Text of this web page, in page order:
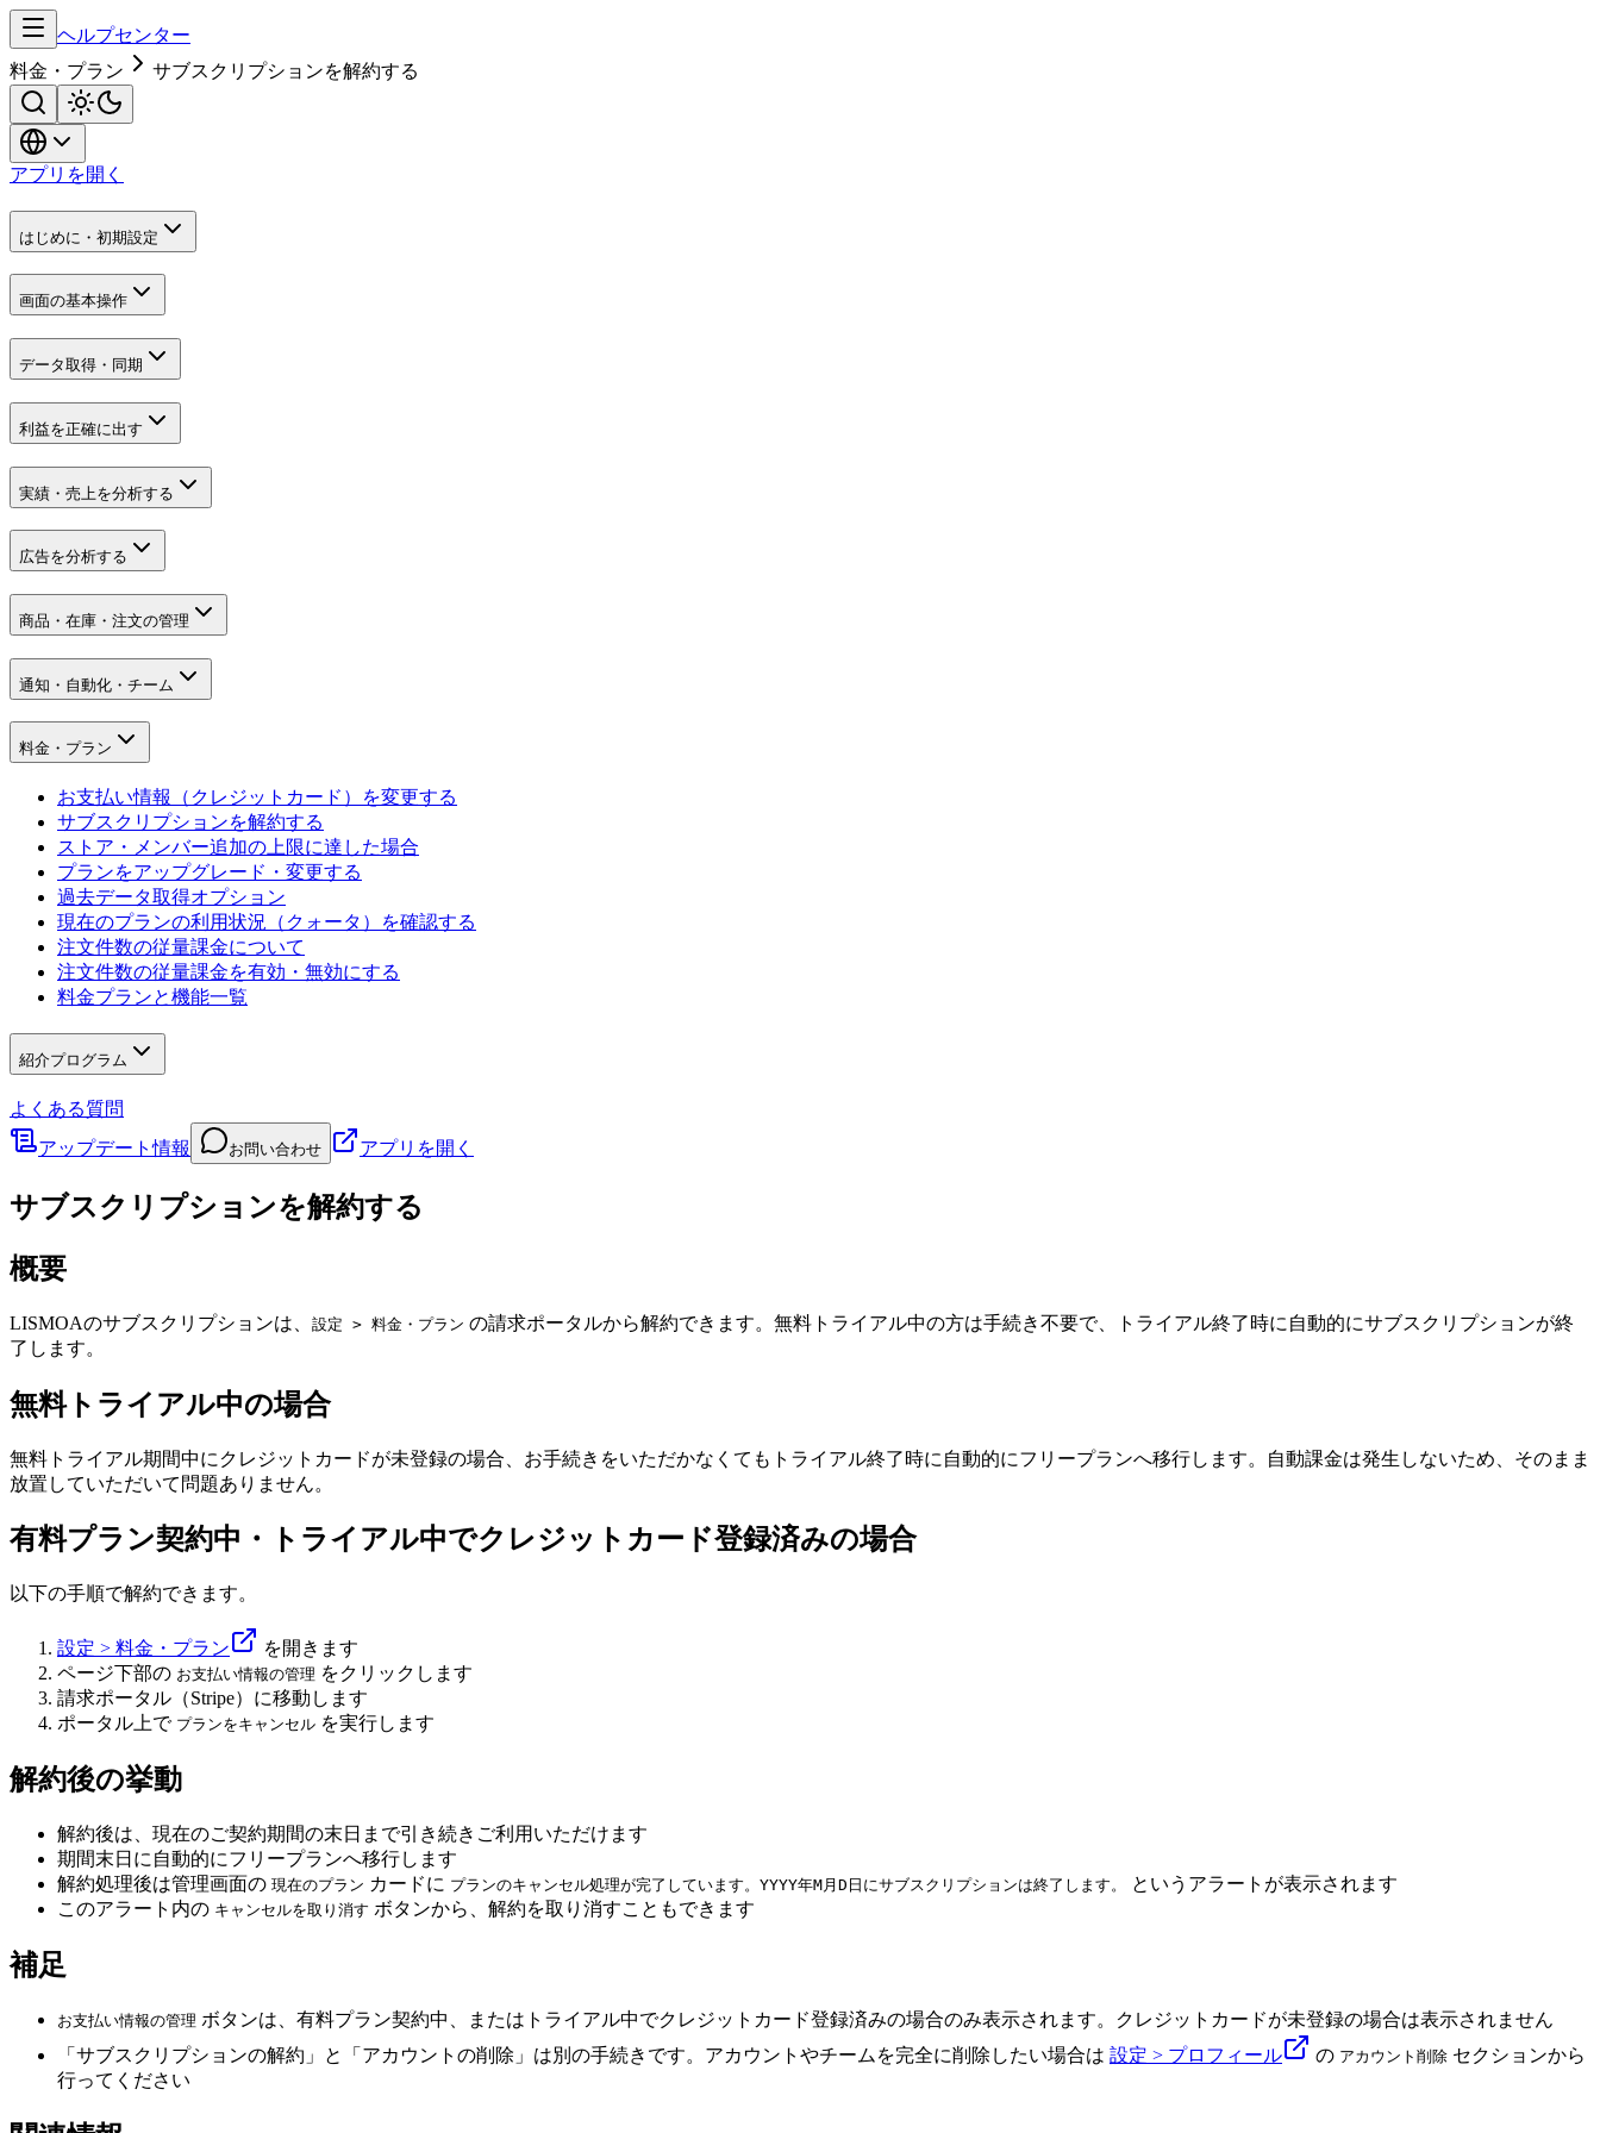
ヘルプセンター
料金・プラン
サブスクリプションを解約する
アプリを開く
はじめに・初期設定
画面の基本操作
データ取得・同期
利益を正確に出す
実績・売上を分析する
広告を分析する
商品・在庫・注文の管理
通知・自動化・チーム
料金・プラン
お支払い情報（クレジットカード）を変更する
サブスクリプションを解約する
ストア・メンバー追加の上限に達した場合
プランをアップグレード・変更する
過去データ取得オプション
現在のプランの利用状況（クォータ）を確認する
注文件数の従量課金について
注文件数の従量課金を有効・無効にする
料金プランと機能一覧
紹介プログラム
よくある質問
アップデート情報
お問い合わせ アプリを開く
サブスクリプションを解約する
概要
LISMOAのサブスクリプションは、 設定 > 料金・プラン の請求ポータルから解約できます。無料トライアル中の方は手続き不要で、トライアル終了時に自動的にサブスクリプションが終
了します。
無料トライアル中の場合
無料トライアル期間中にクレジットカードが未登録の場合、お手続きをいただかなくてもトライアル終了時に自動的にフリープランへ移行します。自動課金は発生しないため、そのまま
放置していただいて問題ありません。
有料プラン契約中・トライアル中でクレジットカード登録済みの場合
以下の手順で解約できます。
設定 > 料金・プラン
を開きます
ページ下部の お支払い情報の管理 をクリックします
請求ポータル（Stripe）に移動します
ポータル上で プランをキャンセル を実行します
解約後の挙動
解約後は、現在のご契約期間の末日まで引き続きご利用いただけます
期間末日に自動的にフリープランへ移行します
解約処理後は管理画面の 現在のプラン カードに プランのキャンセル処理が完了しています。YYYY年M月D日にサブスクリプションは終了します。
というアラートが表示されます
このアラート内の キャンセルを取り消す ボタンから、解約を取り消すこともできます
補足
お支払い情報の管理 ボタンは、有料プラン契約中、またはトライアル中でクレジットカード登録済みの場合のみ表示されます。クレジットカードが未登録の場合は表示されません
「サブスクリプションの解約」と「アカウントの削除」は別の手続きです。アカウントやチームを完全に削除したい場合は 設定 > プロフィール の アカウント削除 セクションから
行ってください